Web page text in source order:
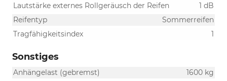
Lautstärke externes Rollgeräusch der Reifen
1 dB
Reifentyp
Sommerreifen
Tragfähigkeitsindex
1
Sonstiges
Anhängelast (gebremst)
1600 kg